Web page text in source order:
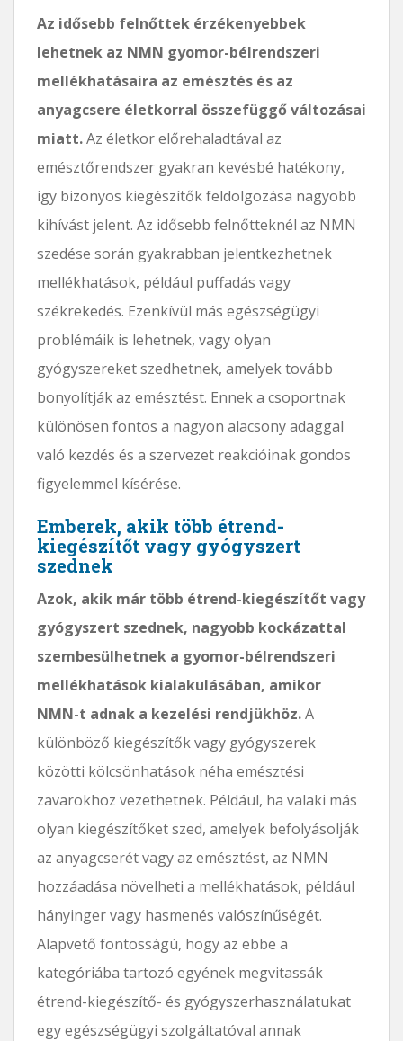
Az idősebb felnőttek érzékenyebbek
lehetnek az NMN gyomor-bélrendszeri
mellékhatásaira az emésztés és az
anyagcsere életkorral összefüggő változásai
miatt.Az életkor előrehaladtával az
emésztőrendszer gyakran kevésbé hatékony,
így bizonyos kiegészítők feldolgozása nagyobb
kihívást jelent. Az idősebb felnőtteknél az NMN
szedése során gyakrabban jelentkezhetnek
mellékhatások, például puffadás vagy
székrekedés. Ezenkívül más egészségügyi
problémáik is lehetnek, vagy olyan
gyógyszereket szedhetnek, amelyek tovább
bonyolítják az emésztést. Ennek a csoportnak
különösen fontos a nagyon alacsony adaggal
való kezdés és a szervezet reakcióinak gondos
figyelemmel kísérése.
Emberek, akik több étrend-
kiegészítőt vagy gyógyszert
szednek
Azok, akik már több étrend-kiegészítőt vagy
gyógyszert szednek, nagyobb kockázattal
szembesülhetnek a gyomor-bélrendszeri
mellékhatások kialakulásában, amikor
NMN-t adnak a kezelési rendjükhöz.A
különböző kiegészítők vagy gyógyszerek
közötti kölcsönhatások néha emésztési
zavarokhoz vezethetnek. Például, ha valaki más
olyan kiegészítőket szed, amelyek befolyásolják
az anyagcserét vagy az emésztést, az NMN
hozzáadása növelheti a mellékhatások, például
hányinger vagy hasmenés valószínűségét.
Alapvető fontosságú, hogy az ebbe a
kategóriába tartozó egyének megvitassák
étrend-kiegészítő- és gyógyszerhasználatukat
egy egészségügyi szolgáltatóval annak